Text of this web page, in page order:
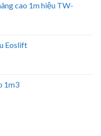
cao 1m hiệu TW-
Eoslift
1m3